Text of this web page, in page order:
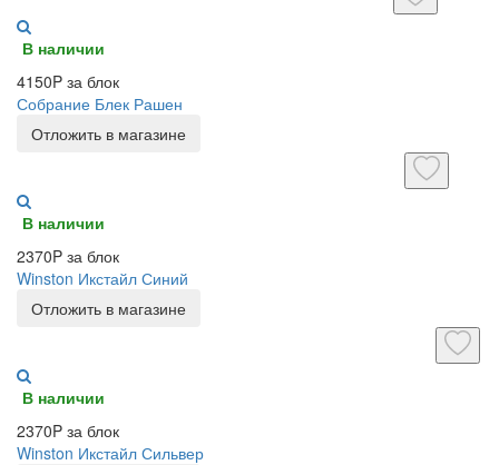
В наличии
4150P за блок
Собрание Блек Рашен
Отложить в магазине
В наличии
2370P за блок
Winston Икстайл Синий
Отложить в магазине
В наличии
2370P за блок
Winston Икстайл Сильвер